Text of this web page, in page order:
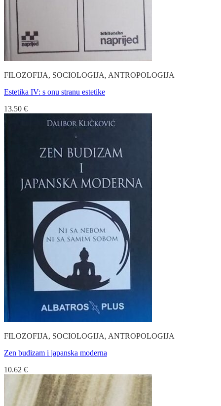
FILOZOFIJA, SOCIOLOGIJA, ANTROPOLOGIJA
Estetika IV: s onu stranu estetike
13.50 €
FILOZOFIJA, SOCIOLOGIJA, ANTROPOLOGIJA
Zen budizam i japanska moderna
10.62 €